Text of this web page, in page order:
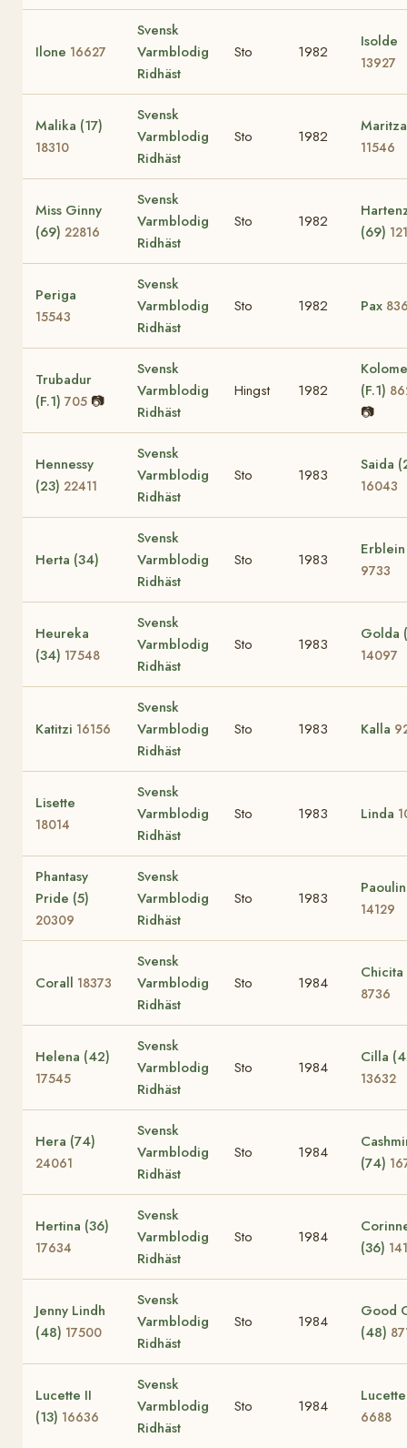
Ilone 16627
Svensk
Varmblodig
Ridhäst
Sto 1982
Isolde
13927
Malika (17)
18310
Svensk
Varmblodig
Ridhäst
Sto 1982
11546
Miss Ginny
(69) 22816
Svensk
Varmblodig
Ridhäst
Sto 1982
(69)
Periga
15543
Svensk
Varmblodig
Ridhäst
Sto 1982 Pax
Trubadur
(F.1) 705 📷
Svensk
Varmblodig
Ridhäst
Hingst 1982
(F.1)
📷
Hennessy
(23) 22411
Svensk
Varmblodig
Ridhäst
Sto 1983
Saida
16043
Herta (34)
Svensk
Varmblodig
Ridhäst
Sto 1983
9733
Heureka
(34) 17548
Svensk
Varmblodig
Ridhäst
Sto 1983
Golda
14097
Katitzi 16156
Svensk
Varmblodig
Ridhäst
Sto 1983 Kalla
Lisette
18014
Svensk
Varmblodig
Ridhäst
Sto 1983 Linda
Phantasy
Pride (5)
20309
Svensk
Varmblodig
Ridhäst
Sto 1983
14129
Corall 18373
Svensk
Varmblodig
Ridhäst
Sto 1984
Chicita
8736
Helena (42)
17545
Svensk
Varmblodig
Ridhäst
Sto 1984
Cilla
13632
Hera (74)
24061
Svensk
Varmblodig
Ridhäst
Sto 1984
(74)
Hertina (36)
17634
Svensk
Varmblodig
Ridhäst
Sto 1984
(36)
Jenny Lindh
(48) 17500
Svensk
Varmblodig
Ridhäst
Sto 1984
Good
(48)
Lucette II
(13) 16636
Svensk
Varmblodig
Ridhäst
Sto 1984
6688